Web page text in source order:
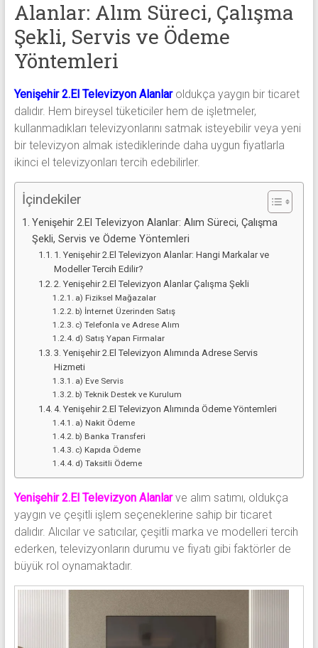
alanlar
adresten
alım
yapıyor
Alanlar: Alım Süreci, Çalışma
Şekli, Servis ve Ödeme
Yöntemleri
Yenişehir 2.El Televizyon Alanlaroldukça yaygın bir ticaret
dalıdır. Hem bireysel tüketiciler hem de işletmeler,
kullanmadıkları televizyonlarını satmak isteyebilir veya yeni
bir televizyon almak istediklerinde daha uygun fiyatlarla
ikinci el televizyonları tercih edebilirler.
İçindekiler
Yenişehir 2.El Televizyon Alanlar: Alım Süreci, Çalışma
Şekli, Servis ve Ödeme Yöntemleri
1. Yenişehir 2.El Televizyon Alanlar: Hangi Markalar ve
Modeller Tercih Edilir?
2. Yenişehir 2.El Televizyon Alanlar Çalışma Şekli
a) Fiziksel Mağazalar
b) İnternet Üzerinden Satış
c) Telefonla ve Adrese Alım
d) Satış Yapan Firmalar
3. Yenişehir 2.El Televizyon Alımında Adrese Servis
Hizmeti
a) Eve Servis
b) Teknik Destek ve Kurulum
4. Yenişehir 2.El Televizyon Alımında Ödeme Yöntemleri
a) Nakit Ödeme
b) Banka Transferi
c) Kapıda Ödeme
d) Taksitli Ödeme
Yenişehir 2.El Televizyon Alanlarve alım satımı, oldukça
yaygın ve çeşitli işlem seçeneklerine sahip bir ticaret
dalıdır. Alıcılar ve satıcılar, çeşitli marka ve modelleri tercih
ederken, televizyonların durumu ve fiyatı gibi faktörler de
büyük rol oynamaktadır.